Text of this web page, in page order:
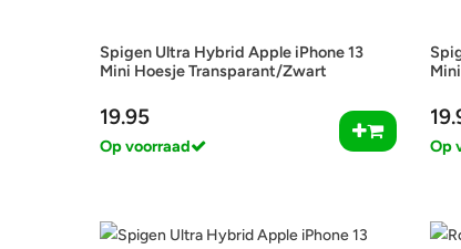
Spigen Ultra Hybrid Apple iPhone 13
Mini Hoesje Transparant/Zwart
19.95
Op voorraad Op